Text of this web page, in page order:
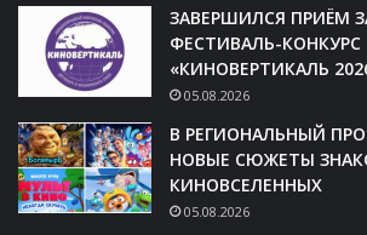
ЗАВЕРШИЛСЯ ПРИЁМ
ФЕСТИВАЛЬ-КОНКУРС
«КИНОВЕРТИКАЛЬ
05.08.2026
В РЕГИОНАЛЬНЫЙ
НОВЫЕ СЮЖЕТЫ
КИНОВСЕЛЕННЫХ
05.08.2026